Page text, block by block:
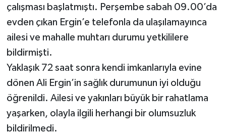
çalışması başlatmıştı. Perşembe sabah 09.00’da
evden çıkan Ergin’e telefonla da ulaşılamayınca
ailesi ve mahalle muhtarı durumu yetkililere
bildirmişti.
Yaklaşık 72 saat sonra kendi imkanlarıyla evine
dönen Ali Ergin’in sağlık durumunun iyi olduğu
öğrenildi. Ailesi ve yakınları büyük bir rahatlama
yaşarken, olayla ilgili herhangi bir olumsuzluk
bildirilmedi.